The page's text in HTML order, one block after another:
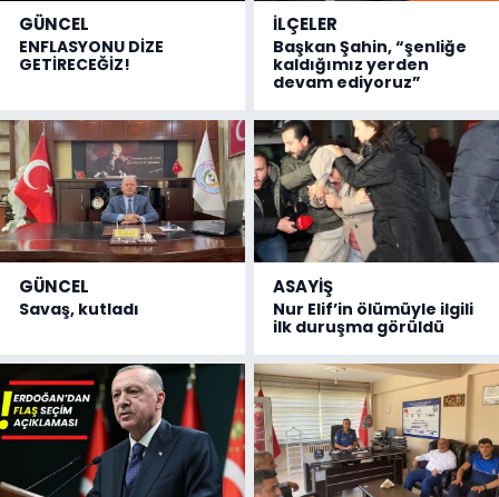
GÜNCEL
ENFLASYONU DİZE
GETİRECEĞİZ!
İLÇELER
Başkan Şahin, “şenliğe
kaldığımız yerden
devam ediyoruz”
GÜNCEL
Savaş, kutladı
ASAYİŞ
Nur Elif’in ölümüyle ilgili
ilk duruşma görüldü